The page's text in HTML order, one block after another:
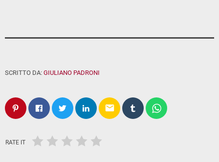
SCRITTO DA: GIULIANO PADRONI
email
RATE IT